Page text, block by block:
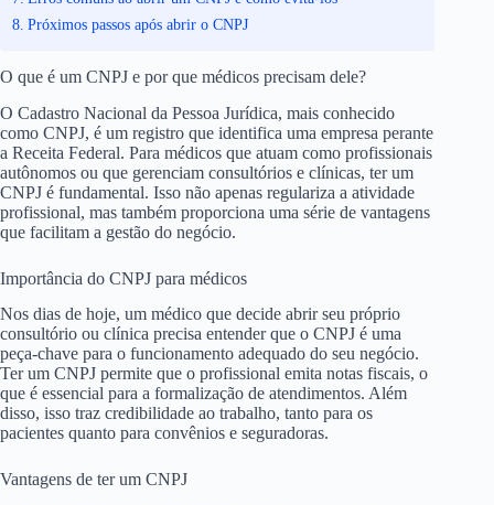
Próximos passos após abrir o CNPJ
O que é um CNPJ e por que médicos precisam dele?
O Cadastro Nacional da Pessoa Jurídica, mais conhecido
como CNPJ, é um registro que identifica uma empresa perante
a Receita Federal. Para médicos que atuam como profissionais
autônomos ou que gerenciam consultórios e clínicas, ter um
CNPJ é fundamental. Isso não apenas regulariza a atividade
profissional, mas também proporciona uma série de vantagens
que facilitam a gestão do negócio.
Importância do CNPJ para médicos
Nos dias de hoje, um médico que decide abrir seu próprio
consultório ou clínica precisa entender que o CNPJ é uma
peça-chave para o funcionamento adequado do seu negócio.
Ter um CNPJ permite que o profissional emita notas fiscais, o
que é essencial para a formalização de atendimentos. Além
disso, isso traz credibilidade ao trabalho, tanto para os
pacientes quanto para convênios e seguradoras.
Vantagens de ter um CNPJ